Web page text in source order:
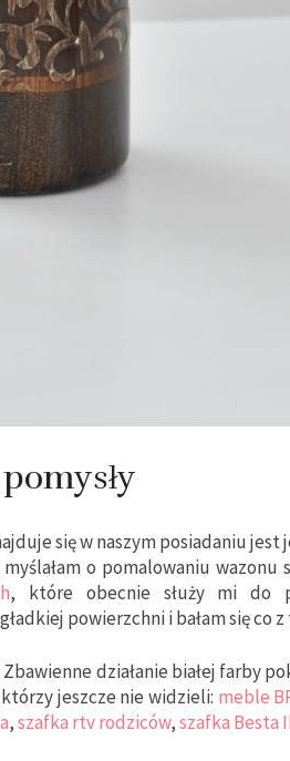
się w naszym posiadaniu jest
o pomalowaniu wazonu
, które obecnie służy mi do
powierzchni i bałam się co
działanie białej farby
jeszcze nie widzieli: meble
,szafka rtv rodziców,szafka Besta